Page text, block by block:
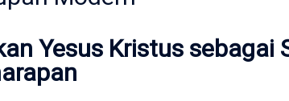
Yesus Kristus sebagai